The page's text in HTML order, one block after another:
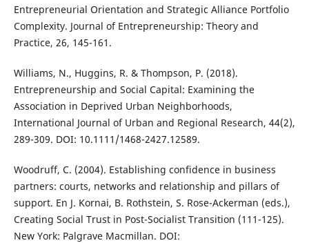
Entrepreneurial Orientation and Strategic Alliance Portfolio
Complexity. Journal of Entrepreneurship: Theory and
Practice, 26, 145-161.
Williams, N., Huggins, R. & Thompson, P. (2018).
Entrepreneurship and Social Capital: Examining the
Association in Deprived Urban Neighborhoods,
International Journal of Urban and Regional Research, 44(2),
289-309. DOI: 10.1111/1468-2427.12589.
Woodruff, C. (2004). Establishing confidence in business
partners: courts, networks and relationship and pillars of
support. En J. Kornai, B. Rothstein, S. Rose-Ackerman (eds.),
Creating Social Trust in Post-Socialist Transition (111-125).
New York: Palgrave Macmillan. DOI: